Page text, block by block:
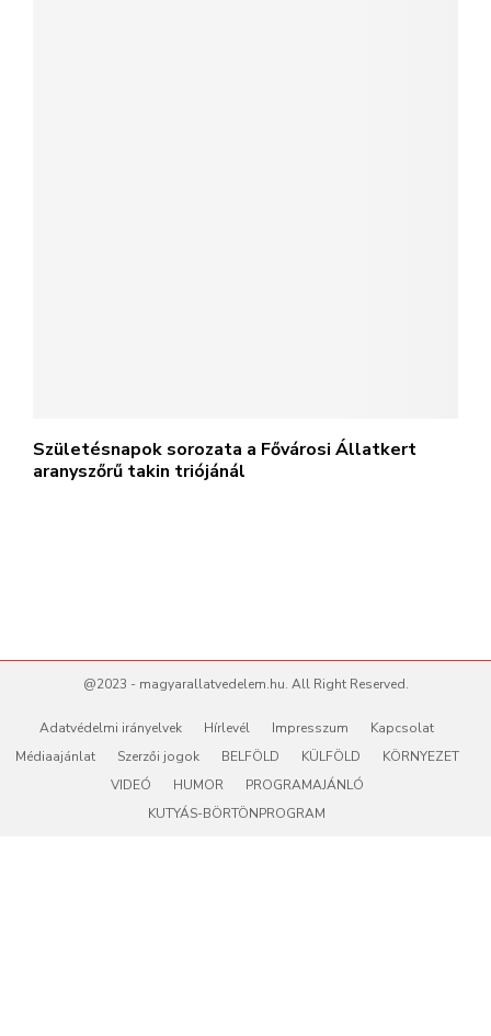
Születésnapok sorozata a Fővárosi Állatkert
aranyszőrű takin triójánál
@2023 - magyarallatvedelem.hu. All Right Reserved.
Adatvédelmi irányelvek Hírlevél Impresszum
Kapcsolat
Médiaajánlat
Szerzői jogok BELFÖLD KÜLFÖLD
KÖRNYEZET
VIDEÓ
HUMOR
PROGRAMAJÁNLÓ
KUTYÁS-BÖRTÖNPROGRAM